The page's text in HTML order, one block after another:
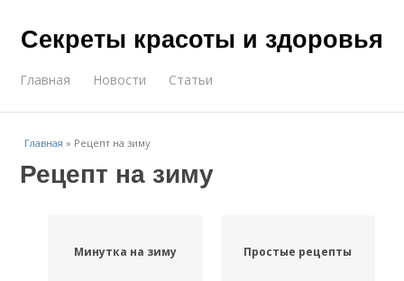
Секреты красоты и здоровья
Главная Новости Статьи
Главная » Рецепт на зиму
Рецепт на зиму
Минутка на зиму Простые рецепты